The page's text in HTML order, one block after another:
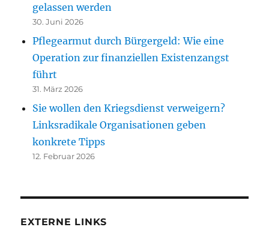
gelassen werden
30. Juni 2026
Pflegearmut durch Bürgergeld: Wie eine
Operation zur finanziellen Existenzangst
führt
31. März 2026
Sie wollen den Kriegsdienst verweigern?
Linksradikale Organisationen geben
konkrete Tipps
12. Februar 2026
EXTERNE LINKS